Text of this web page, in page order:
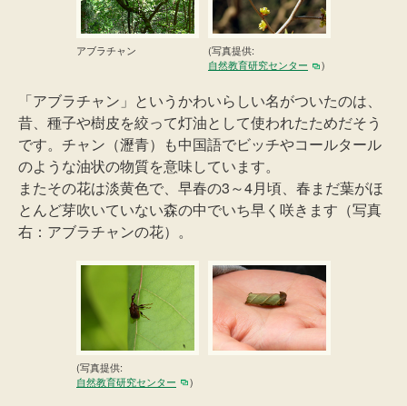
アブラチャン
(写真提供:
自然教育研究センター
)
「アブラチャン」というかわいらしい名がついたのは、
昔、種子や樹皮を絞って灯油として使われたためだそう
です。チャン（瀝青）も中国語でビッチやコールタール
のような油状の物質を意味しています。
またその花は淡黄色で、早春の3～4月頃、春まだ葉がほ
とんど芽吹いていない森の中でいち早く咲きます（写真
右：アブラチャンの花）。
(写真提供:
自然教育研究センター
)